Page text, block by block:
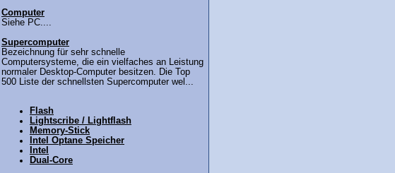
Computer
Siehe PC....
Supercomputer
Bezeichnung für sehr schnelle
Computersysteme, die ein vielfaches an Leistung
normaler Desktop-Computer besitzen. Die Top
500 Liste der schnellsten Supercomputer wel...
Flash
Lightscribe / Lightflash
Memory-Stick
Intel Optane Speicher
Intel
Dual-Core